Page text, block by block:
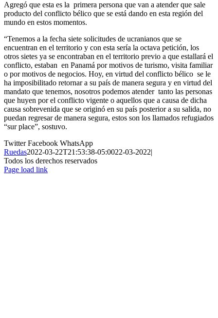
Agregó que esta es la primera persona que van a atender que sale
producto del conflicto bélico que se está dando en esta región del
mundo en estos momentos.
“Tenemos a la fecha siete solicitudes de ucranianos que se
encuentran en el territorio y con esta sería la octava petición, los
otros sietes ya se encontraban en el territorio previo a que estallará el
conflicto, estaban en Panamá por motivos de turismo, visita familiar
o por motivos de negocios. Hoy, en virtud del conflicto bélico se le
ha imposibilitado retornar a su país de manera segura y en virtud del
mandato que tenemos, nosotros podemos atender tanto las personas
que huyen por el conflicto vigente o aquellos que a causa de dicha
causa sobrevenida que se originó en su país posterior a su salida, no
puedan regresar de manera segura, estos son los llamados refugiados
“sur place”, sostuvo.
TwitterFacebook WhatsApp
Ruedas2022-03-22T21:53:38-05:0022-03-2022|
Todos los derechos reservados
Page load link